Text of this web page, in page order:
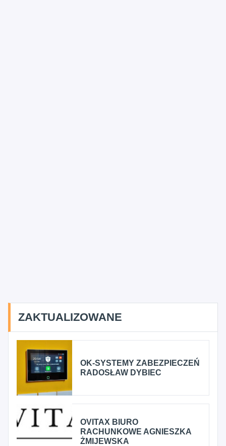
ZAKTUALIZOWANE
OK-SYSTEMY ZABEZPIECZEŃ
RADOSŁAW DYBIEC
OVITAX BIURO
RACHUNKOWE AGNIESZKA
ŻMIJEWSKA